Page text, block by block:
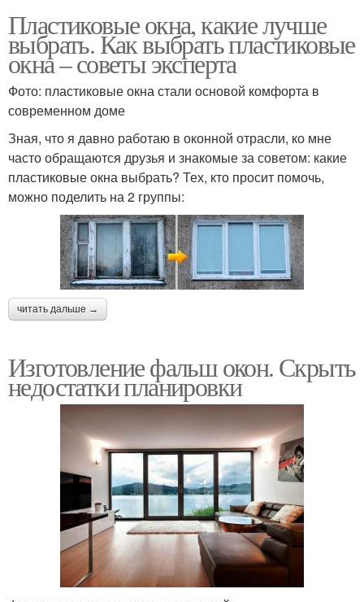
Пластиковые окна, какие лучше
выбрать. Как выбрать пластиковые
окна – советы эксперта
Фото: пластиковые окна стали основой комфорта в
современном доме
Зная, что я давно работаю в оконной отрасли, ко мне
часто обращаются друзья и знакомые за советом: какие
пластиковые окна выбрать? Тех, кто просит помочь,
можно поделить на 2 группы:
читать дальше →
Изготовление фальш окон. Скрыть
недостатки планировки